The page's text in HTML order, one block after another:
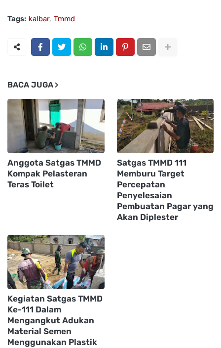
Tags: kalbar Tmmd
BACA JUGA
Anggota Satgas TMMD
Kompak Pelasteran
Teras Toilet
Satgas TMMD 111
Memburu Target
Percepatan
Penyelesaian
Pembuatan Pagar yang
Akan Diplester
Kegiatan Satgas TMMD
Ke-111 Dalam
Mengangkut Adukan
Material Semen
Menggunakan Plastik